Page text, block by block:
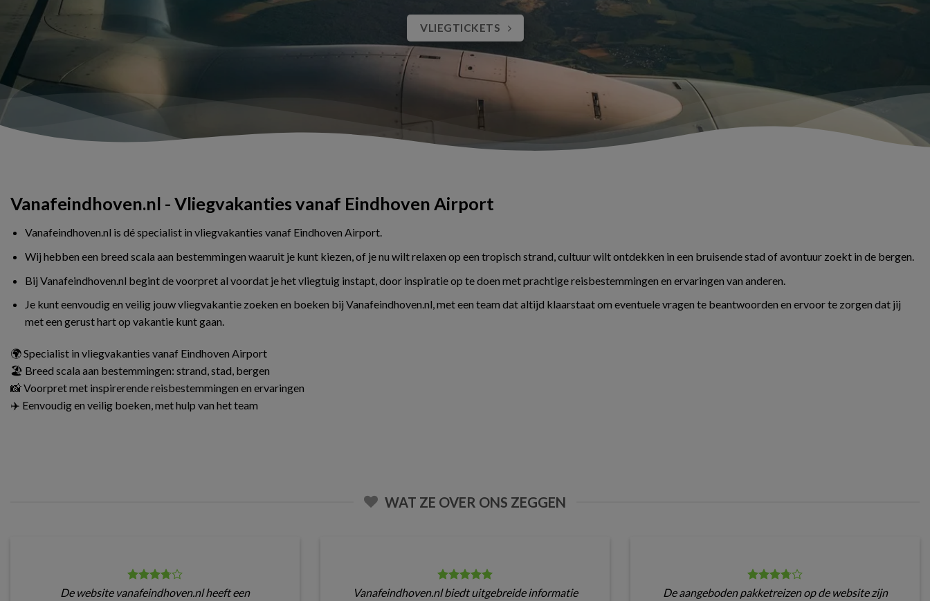
VLIEGTICKETS
Vanafeindhoven.nl - Vliegvakanties vanaf Eindhoven Airport
Vanafeindhoven.nl is dé specialist in vliegvakanties vanaf Eindhoven Airport.
Wij hebben een breed scala aan bestemmingen waaruit je kunt kiezen, of je nu wilt relaxen op een tropisch strand, cultuur wilt ontdekken in een bruisende stad of avontuur zoekt in de bergen.
Bij Vanafeindhoven.nl begint de voorpret al voordat je het vliegtuig instapt, door inspiratie op te doen met prachtige reisbestemmingen en ervaringen van anderen.
Je kunt eenvoudig en veilig jouw vliegvakantie zoeken en boeken bij Vanafeindhoven.nl, met een team dat altijd klaarstaat om eventuele vragen te beantwoorden en ervoor te zorgen dat jij
met een gerust hart op vakantie kunt gaan.
🌍 Specialist in vliegvakanties vanaf Eindhoven Airport
🏖️ Breed scala aan bestemmingen: strand, stad, bergen
📸 Voorpret met inspirerende reisbestemmingen en ervaringen
✈️ Eenvoudig en veilig boeken, met hulp van het team
WAT ZE OVER ONS ZEGGEN
De website vanafeindhoven.nl heeft een Vanafeindhoven.nl biedt uitgebreide informatie De aangeboden pakketreizen op de website zijn